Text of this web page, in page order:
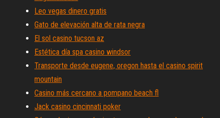
Leo vegas dinero gratis
Gato de elevación alta de rata negra
El sol casino tucson az
Estética día spa casino windsor
Transporte desde eugene, oregon hasta el casino spirit
mountain
Casino más cercano a pompano beach fl
Jack casino cincinnati poker